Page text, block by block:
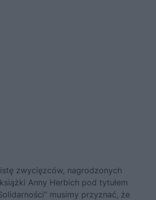
zwycięzców, nagrodzonych
Anny Herbich pod tytułem
musimy przyznać, że